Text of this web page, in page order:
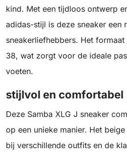
kind. Met een tijdloos ontwerp
adidas-stijl is deze sneaker een
sneakerliefhebbers. Het
38, wat zorgt voor de ideale
voeten.
stijlvol en comfortabel
Deze Samba XLG J sneaker
op een unieke manier. Het
bij verschillende outfits en de